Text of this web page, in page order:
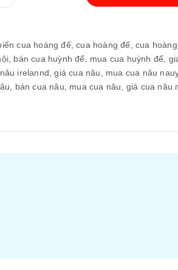
cua hoàng đế,cua hoàng đế,cua
bán cua huỳnh đế, mua cua huỳnh đế,
irelannd,giá cua nâu, mua cua nâu
bán cua nâu, mua cua nâu, giá cua nâu